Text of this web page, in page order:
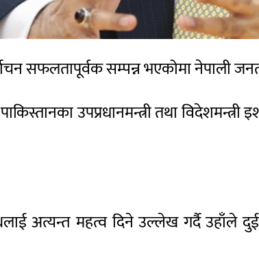
सफलतापूर्वक सम्पन्न भएकोमा नेपाली
उपप्रधानमन्त्री तथा
अत्यन्त महत्व दिने उल्लेख गर्दै उहाँले